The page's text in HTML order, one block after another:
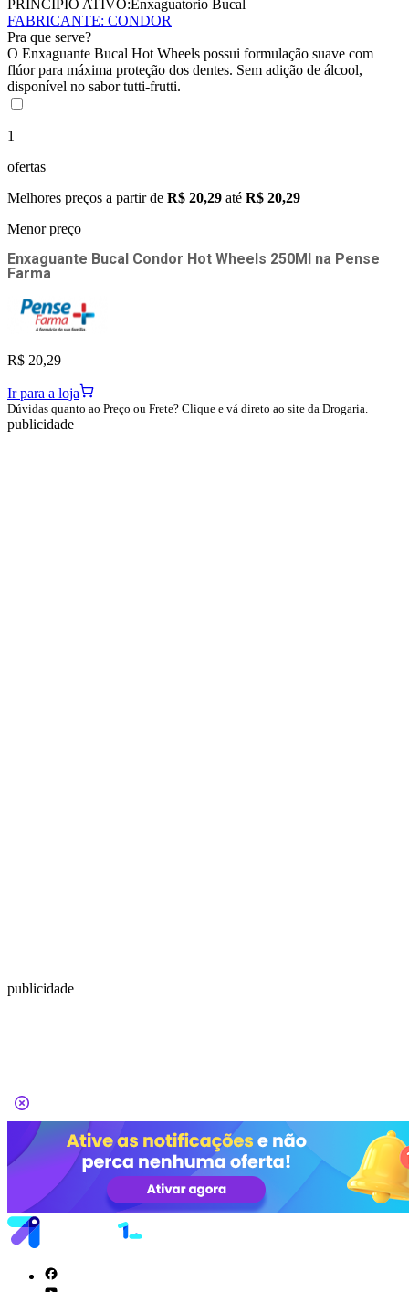
PRINCÍPIO ATIVO: Enxaguatorio Bucal
FABRICANTE: CONDOR
Pra que serve?
O Enxaguante Bucal Hot Wheels possui formulação suave com
flúor para máxima proteção dos dentes. Sem adição de álcool,
disponível no sabor tutti-frutti.
1
ofertas
Melhores preços a partir de R$ 20,29 até R$ 20,29
Menor preço
Enxaguante Bucal Condor Hot Wheels 250Ml na Pense
Farma
R$ 20,29
Ir para a loja
Dúvidas quanto ao Preço ou Frete? Clique e vá direto ao site da Drogaria.
publicidade
publicidade